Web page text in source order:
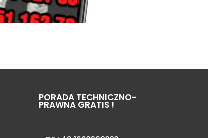
PORADA TECHNICZNO-
PRAWNA GRATIS !